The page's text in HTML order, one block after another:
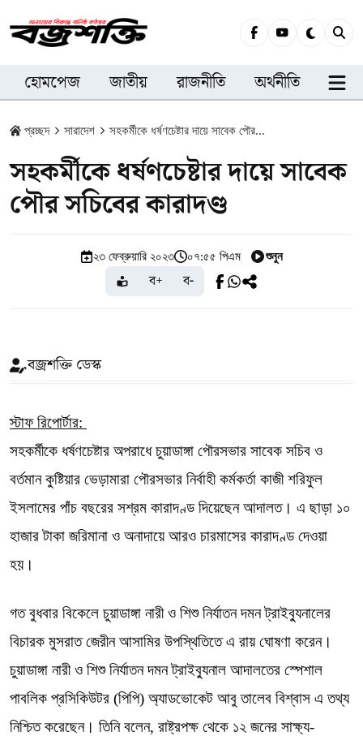
হোমপেজ জাতীয় রাজনীতি অর্থনীতি
প্রচ্ছদ সারাদেশ সহকর্মীকে ধর্ষণচেষ্টার দায়ে সাবেক পৌর...
সহকর্মীকে ধর্ষণচেষ্টার দায়ে সাবেক
পৌর সচিবের কারাদণ্ড
২৩ ফেব্রুয়ারি ২০২৩ ০৭:৫৫ পিএম শুনুন
ব+ ব-
বজ্রশক্তি ডেস্ক
স্টাফ রিপোর্টার:
সহকর্মীকে ধর্ষণচেষ্টার অপরাধে চুয়াডাঙ্গা পৌরসভার সাবেক সচিব ও
বর্তমান কুষ্টিয়ার ভেড়ামারা পৌরসভার নির্বাহী কর্মকর্তা কাজী শরিফুল
ইসলামের পাঁচ বছরের সশ্রম কারাদণ্ড দিয়েছেন আদালত। এ ছাড়া ১০
হাজার টাকা জরিমানা ও অনাদায়ে আরও চারমাসের কারাদণ্ড দেওয়া
হয়।
গত বুধবার বিকেলে চুয়াডাঙ্গা নারী ও শিশু নির্যাতন দমন ট্রাইব্যুনালের
বিচারক মুসরাত জেরীন আসামির উপস্থিতিতে এ রায় ঘোষণা করেন।
চুয়াডাঙ্গা নারী ও শিশু নির্যাতন দমন ট্রাইব্যুনাল আদালতের স্পেশাল
পাবলিক প্রসিকিউটর (পিপি) অ্যাডভোকেট আবু তালেব বিশ্বাস এ তথ্য
নিশ্চিত করেছেন। তিনি বলেন, রাষ্ট্রপক্ষ থেকে ১২ জনের সাক্ষ্য-